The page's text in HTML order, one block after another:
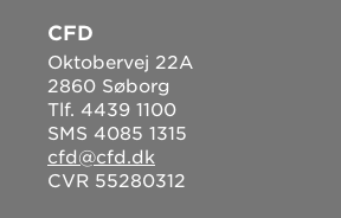
CFD
Oktobervej 22A
2860 Søborg
Tlf. 4439 1100
SMS 4085 1315
cfd@cfd.dk
CVR 55280312